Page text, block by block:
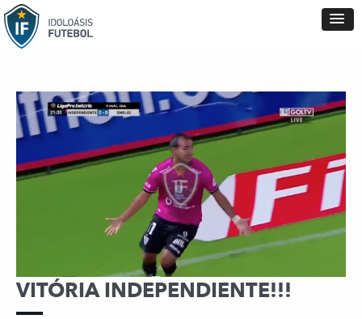
VITÓRIA INDEPENDIENTE!!!